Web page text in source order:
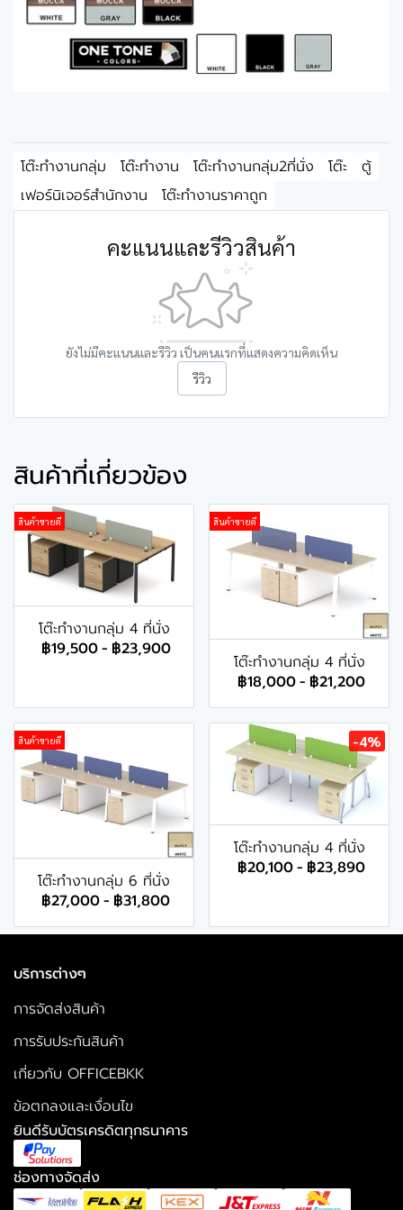
โต๊ะทำงานกลุ่ม โต๊ะทำงาน โต๊ะทำงานกลุ่ม2ที่นั่ง โต๊ะ
ตู้
เฟอร์นิเจอร์สำนักงาน
โต๊ะทำงานราคาถูก
คะแนนและรีวิวสินค้า
ยังไม่มีคะแนนและรีวิว เป็นคนแรกที่แสดงความคิดเห็น
รีวิว
สินค้าที่เกี่ยวข้อง
สินค้าขายดี
โต๊ะทำงานกลุ่ม 4 ที่นั่ง
฿19,500- ฿23,900
สินค้าขายดี
โต๊ะทำงานกลุ่ม 4 ที่นั่ง
฿18,000- ฿21,200
สินค้าขายดี
โต๊ะทำงานกลุ่ม 6 ที่นั่ง
฿27,000- ฿31,800
-4%
โต๊ะทำงานกลุ่ม 4 ที่นั่ง
฿20,100- ฿23,890
บริการต่างๆ
การจัดส่งสินค้า
การรับประกันสินค้า
เกี่ยวกับ OFFICEBKK
ข้อตกลงและเงื่อนไข
ยินดีรับบัตรเครดิตทุกธนาคาร
ช่องทางจัดส่ง